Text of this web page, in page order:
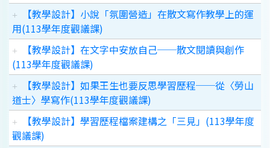
【教學設計】小說「氛圍營造」在散文寫作教學上的運
用(113學年度觀議課)
【教學設計】在文字中安放自己──散文閱讀與創作
(113學年度觀議課)
【教學設計】如果王生也要反思學習歷程──從〈勞山
道士〉學寫作(113學年度觀議課)
【教學設計】學習歷程檔案建構之「三見」(113學年度
觀議課)